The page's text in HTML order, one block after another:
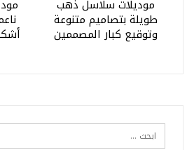
موديلات سلاسل ذهب
طويلة بتصاميم متنوعة
وتوقيع كبار المصممين